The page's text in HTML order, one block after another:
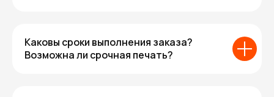
Каковы сроки выполнения заказа?
Возможна ли срочная печать?